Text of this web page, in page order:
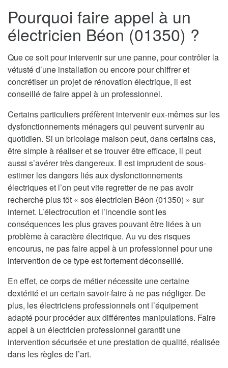
Pourquoi faire appel à un
électricien Béon (01350) ?
Que ce soit pour intervenir sur une panne, pour contrôler la
vétusté d’une installation ou encore pour chiffrer et
concrétiser un projet de rénovation électrique, il est
conseillé de faire appel à un professionnel.
Certains particuliers préfèrent intervenir eux-mêmes sur les
dysfonctionnements ménagers qui peuvent survenir au
quotidien. Si un bricolage maison peut, dans certains cas,
être simple à réaliser et se trouver être efficace, il peut
aussi s’avérer très dangereux. Il est imprudent de sous-
estimer les dangers liés aux dysfonctionnements
électriques et l’on peut vite regretter de ne pas avoir
recherché plus tôt « sos électricien Béon (01350) » sur
internet. L’électrocution et l’incendie sont les
conséquences les plus graves pouvant être liées à un
problème à caractère électrique. Au vu des risques
encourus, ne pas faire appel à un professionnel pour une
intervention de ce type est fortement déconseillé.
En effet, ce corps de métier nécessite une certaine
dextérité et un certain savoir-faire à ne pas négliger. De
plus, les électriciens professionnels ont l’équipement
adapté pour procéder aux différentes manipulations. Faire
appel à un électricien professionnel garantit une
intervention sécurisée et une prestation de qualité, réalisée
dans les règles de l’art.